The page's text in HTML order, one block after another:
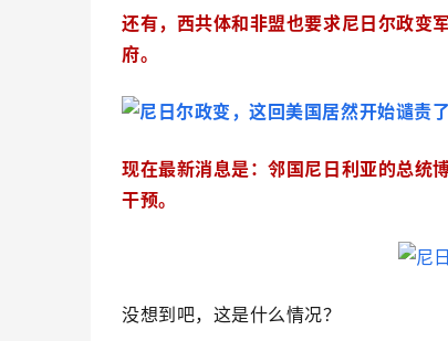
还有，西共体和非盟也要求尼日尔政变
府。
现在最新消息是：邻国尼日利亚的总统
干预。
没想到吧，这是什么情况？